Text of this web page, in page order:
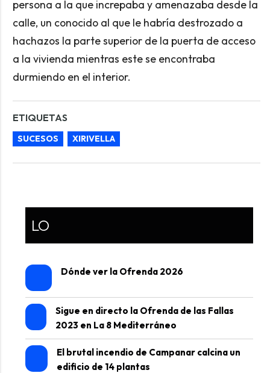
persona a la que increpaba y amenazaba desde la
calle, un conocido al que le habría destrozado a
hachazos la parte superior de la puerta de acceso
a la vivienda mientras este se encontraba
durmiendo en el interior.
ETIQUETAS
SUCESOS XIRIVELLA
LO
Dónde ver la Ofrenda 2026
Sigue en directo la Ofrenda de las Fallas
2023 en La 8 Mediterráneo
El brutal incendio de Campanar calcina un
edificio de 14 plantas